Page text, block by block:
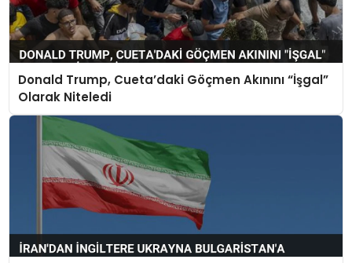
Donald Trump, Cueta’daki Göçmen Akınını “İşgal”
Olarak Niteledi